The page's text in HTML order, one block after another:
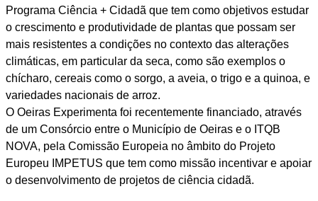
Programa Ciência + Cidadã que tem como objetivos estudar
o crescimento e produtividade de plantas que possam ser
mais resistentes a condições no contexto das alterações
climáticas, em particular da seca, como são exemplos o
chícharo, cereais como o sorgo, a aveia, o trigo e a quinoa, e
variedades nacionais de arroz.
O Oeiras Experimenta foi recentemente financiado, através
de um Consórcio entre o Município de Oeiras e o ITQB
NOVA, pela Comissão Europeia no âmbito do Projeto
Europeu IMPETUS que tem como missão incentivar e apoiar
o desenvolvimento de projetos de ciência cidadã.